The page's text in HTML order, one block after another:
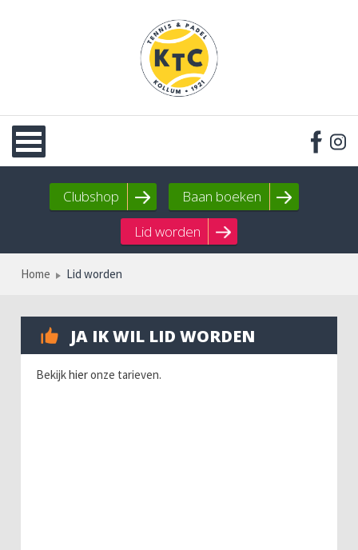
Clubshop
Baan boeken
Lid worden
Home Lid worden
JA IK WIL LID WORDEN
Bekijkhieronze tarieven.